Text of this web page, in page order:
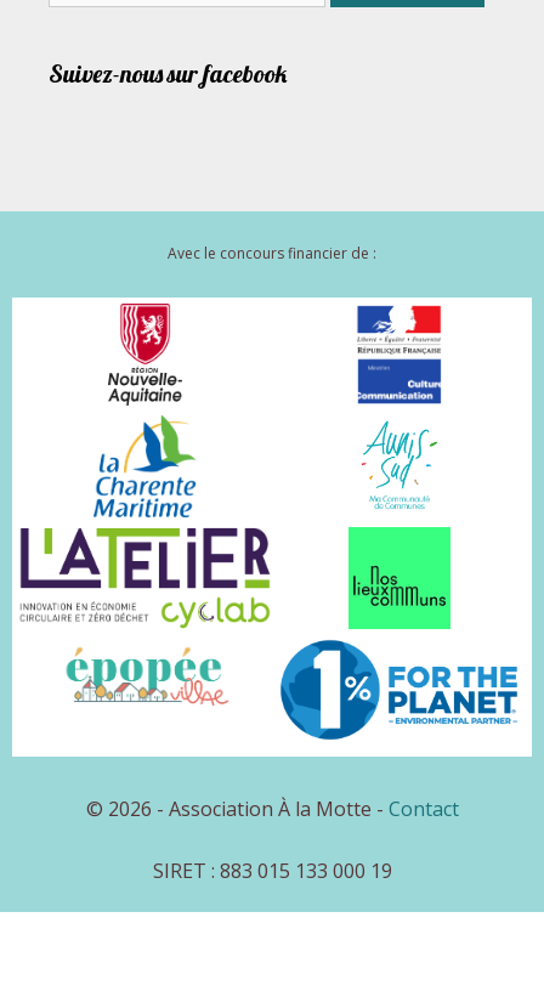
Suivez-nous sur facebook
Avec le concours financier de :
© 2026 - Association À la Motte - Contact
SIRET : 883 015 133 000 19